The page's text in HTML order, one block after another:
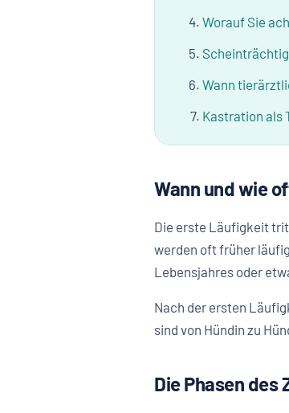
Worauf Sie
Wann
Kastration als
Wann und wie
Die erste Läufigkeit
werden oft früher
Lebensjahres oder
Nach der ersten
sind von Hündin zu
Die Phasen des